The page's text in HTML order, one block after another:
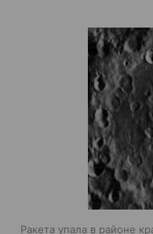
Ракета упала в районе